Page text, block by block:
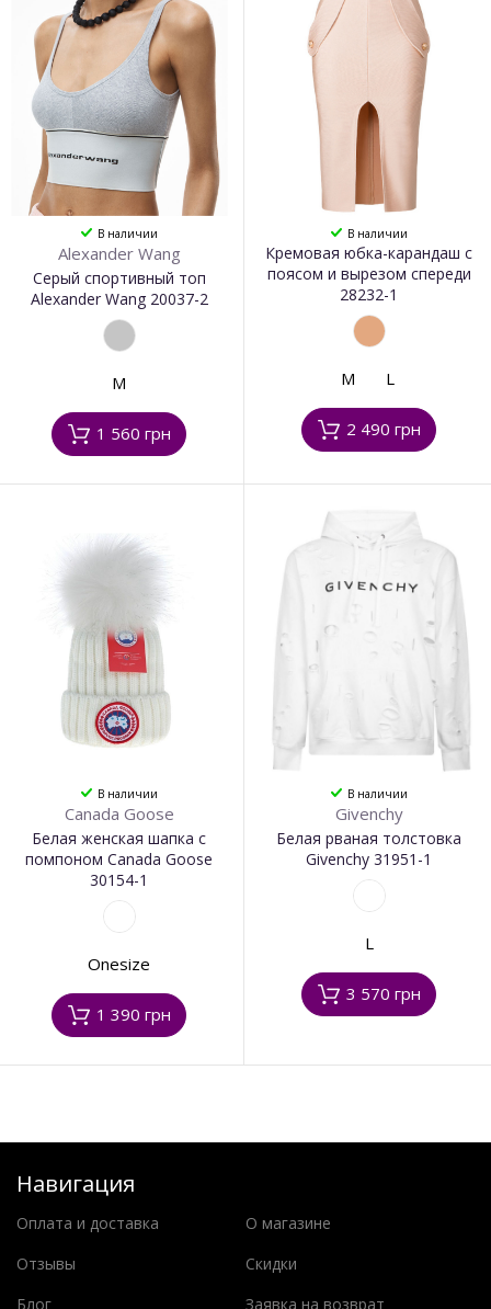
В наличии
Alexander Wang
Серый спортивный топ
Alexander Wang 20037-2
M
1 560 грн
В наличии
Кремовая юбка-карандаш с
поясом и вырезом спереди
28232-1
M L
2 490 грн
В наличии
Canada Goose
Белая женская шапка с
помпоном Canada Goose
30154-1
Onesize
1 390 грн
В наличии
Givenchy
Белая рваная толстовка
Givenchy 31951-1
L
3 570 грн
Навигация
Оплата и доставка
О магазине
Отзывы
Скидки
Блог
Заявка на возврат